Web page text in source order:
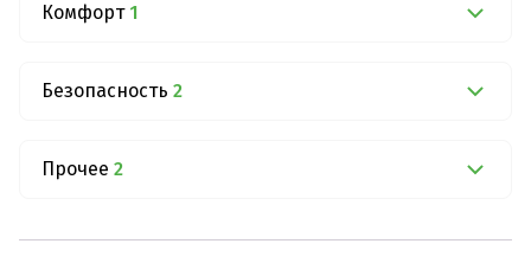
Комфорт 1
Безопасность 2
Прочее 2